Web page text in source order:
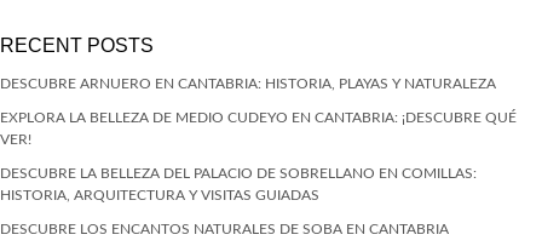
RECENT POSTS
DESCUBRE ARNUERO EN CANTABRIA: HISTORIA, PLAYAS Y NATURALEZA
EXPLORA LA BELLEZA DE MEDIO CUDEYO EN CANTABRIA: ¡DESCUBRE QUÉ
VER!
DESCUBRE LA BELLEZA DEL PALACIO DE SOBRELLANO EN COMILLAS:
HISTORIA, ARQUITECTURA Y VISITAS GUIADAS
DESCUBRE LOS ENCANTOS NATURALES DE SOBA EN CANTABRIA